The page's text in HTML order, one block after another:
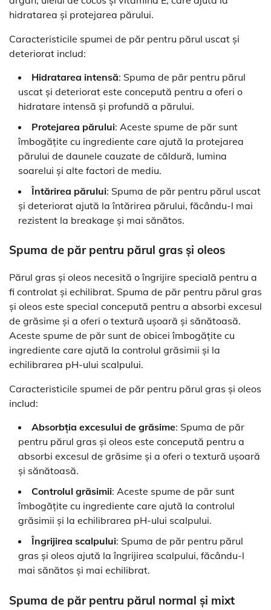
hidratarea și protejarea părului.
Caracteristicile spumei de păr pentru părul uscat și
deteriorat includ:
Hidratarea intensă: Spuma de păr pentru părul
uscat și deteriorat este concepută pentru a oferi o
hidratare intensă și profundă a părului.
Protejarea părului: Aceste spume de păr sunt
îmbogățite cu ingrediente care ajută la protejarea
părului de daunele cauzate de căldură, lumina
soarelui și alte factori de mediu.
Întărirea părului: Spuma de păr pentru părul uscat
și deteriorat ajută la întărirea părului, făcându-l mai
rezistent la breakage și mai sănătos.
Spuma de păr pentru părul gras și oleos
Părul gras și oleos necesită o îngrijire specială pentru a
fi controlat și echilibrat. Spuma de păr pentru părul gras
și oleos este special concepută pentru a absorbi excesul
de grăsime și a oferi o textură ușoară și sănătoasă.
Aceste spume de păr sunt de obicei îmbogățite cu
ingrediente care ajută la controlul grăsimii și la
echilibrarea pH-ului scalpului.
Caracteristicile spumei de păr pentru părul gras și oleos
includ:
Absorbția excesului de grăsime: Spuma de păr
pentru părul gras și oleos este concepută pentru a
absorbi excesul de grăsime și a oferi o textură ușoară
și sănătoasă.
Controlul grăsimii: Aceste spume de păr sunt
îmbogățite cu ingrediente care ajută la controlul
grăsimii și la echilibrarea pH-ului scalpului.
Îngrijirea scalpului: Spuma de păr pentru părul
gras și oleos ajută la îngrijirea scalpului, făcându-l
mai sănătos și mai echilibrat.
Spuma de păr pentru părul normal și mixt